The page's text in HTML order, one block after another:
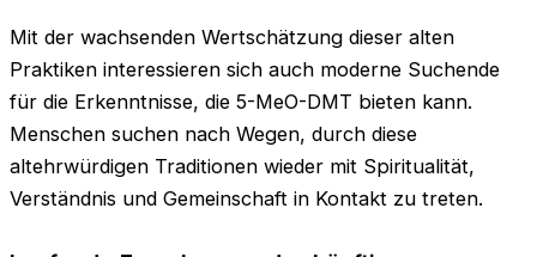
Mit der wachsenden Wertschätzung dieser alten
Praktiken interessieren sich auch moderne Suchende
für die Erkenntnisse, die 5-MeO-DMT bieten kann.
Menschen suchen nach Wegen, durch diese
altehrwürdigen Traditionen wieder mit Spiritualität,
Verständnis und Gemeinschaft in Kontakt zu treten.